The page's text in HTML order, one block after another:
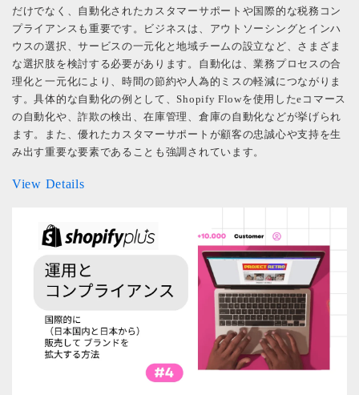
だけでなく、自動化されたカスタマーサポートや国際的な税務コン
プライアンスも重要です。ビジネスは、アウトソーシングとインハ
ウスの選択、サービスの一元化と地域チームの設立など、さまざま
な選択肢を検討する必要があります。自動化は、業務プロセスの合
理化と一元化により、時間の節約や人為的ミスの軽減につながりま
す。具体的な自動化の例として、Shopify Flowを使用したeコマース
の自動化や、詐欺の検出、在庫管理、倉庫の自動化などが挙げられ
ます。また、優れたカスタマーサポートが顧客の忠誠心や支持を生
み出す重要な要素であることも強調されています。
View Details